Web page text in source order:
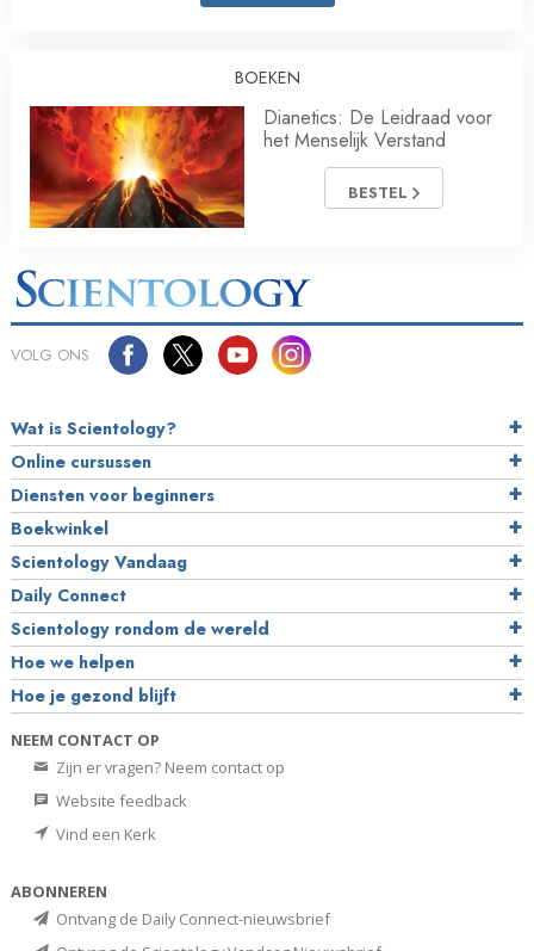
BOEKEN
Dianetics: De Leidraad voor
het Menselijk Verstand
BESTEL
VOLG ONS
Wat is Scientology?
Online cursussen
Diensten voor beginners
Boekwinkel
Scientology Vandaag
Daily Connect
Scientology rondom de wereld
Hoe we helpen
Hoe je gezond blijft
NEEM CONTACT OP
Zijn er vragen? Neem contact op
Website feedback
Vind een Kerk
ABONNEREN
Ontvang de Daily Connect-nieuwsbrief